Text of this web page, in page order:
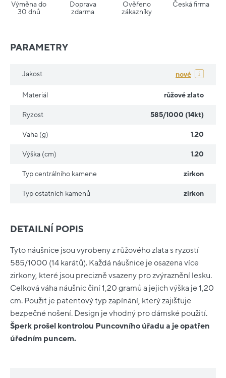
Výměna do
30 dnů
Doprava
zdarma
Ověřeno
zákazníky
Česká firma
DETAILNÍ POPIS
Tyto náušnice jsou vyrobeny z růžového zlata s ryzostí
585/1000 (14 karátů). Každá náušnice je osazena více
zirkony, které jsou precizně vsazeny pro zvýraznění lesku.
Celková váha náušnic činí 1,20 gramů a jejich výška je 1,20
cm. Použit je patentový typ zapínání, který zajišťuje
bezpečné nošení. Design je vhodný pro dámské použití.
Šperk prošel kontrolou Puncovního úřadu a je opatřen
úředním puncem.
PARAMETRY
Jakost nové
Materiál růžové zlato
Ryzost 585/1000 (14kt)
Vaha (g) 1.20
Výška (cm) 1.20
Typ centrálního kamene zirkon
Typ ostatních kamenů zirkon